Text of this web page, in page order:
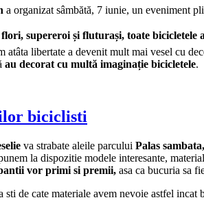
a organizat sâmbătă, 7 iunie, un eveniment
supereroi și fluturași, toate bicicletele
atâta libertate a devenit mult mai vesel cu
au decorat cu multă imaginație bicicletele.
biciclisti
va strabate aleile parcului Palas
la dispozitie modele interesante,
vor primi si premii, asa ca bucuria sa
sti de cate materiale avem nevoie astfel incat